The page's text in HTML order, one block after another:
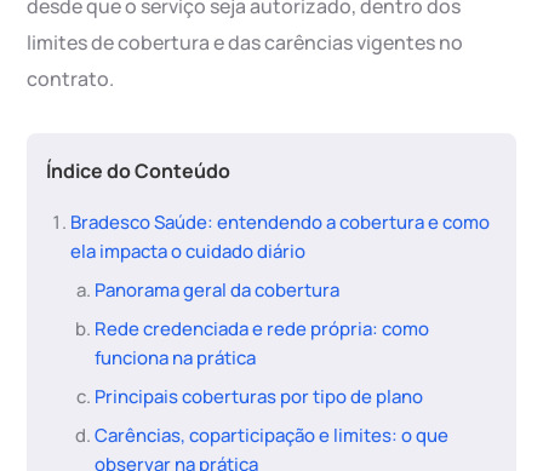
desde que o serviço seja autorizado, dentro dos
limites de cobertura e das carências vigentes no
contrato.
Índice do Conteúdo
Bradesco Saúde: entendendo a cobertura e como
ela impacta o cuidado diário
Panorama geral da cobertura
Rede credenciada e rede própria: como
funciona na prática
Principais coberturas por tipo de plano
Carências, coparticipação e limites: o que
observar na prática